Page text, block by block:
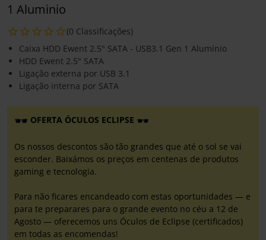
1 Aluminio
(0 Classificações)
Caixa HDD Ewent 2.5" SATA - USB3.1 Gen 1 Alumínio
HDD Ewent 2.5" SATA
Ligação externa por USB 3.1
Ligação interna por SATA
OFERTA ÓCULOS ECLIPSE
Os nossos descontos são tão grandes que até o sol se vai
esconder. Baixámos os preços em centenas de produtos
gaming e tecnologia.
Para não ficares encandeado com estas oportunidades — e
para te preparares para o grande evento no céu a 12 de
Agosto — oferecemos uns Óculos de Eclipse (certificados)
em todas as encomendas!